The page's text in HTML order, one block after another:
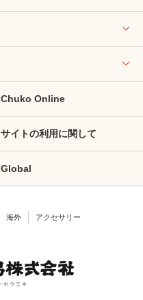
Chuko Online
サイトの利用に関して
Global
海外 アクセサリー